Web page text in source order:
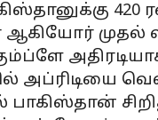
முதல்
அப்ரிடியை
பாகிஸ்தான்